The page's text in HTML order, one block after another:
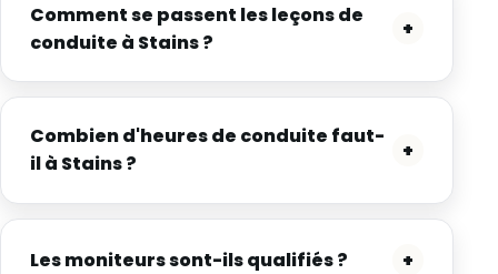
Comment se passent les leçons de
conduite à Stains ?
+
Combien d'heures de conduite faut-
il à Stains ?
+
Les moniteurs sont-ils qualifiés ? +